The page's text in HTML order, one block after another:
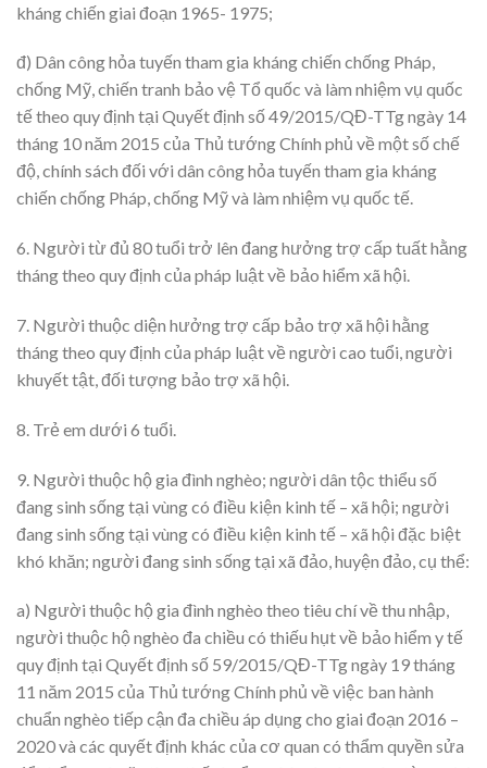
kháng chiến giai đoạn 1965- 1975;
đ) Dân công hỏa tuyến tham gia kháng chiến chống Pháp,
chống Mỹ, chiến tranh bảo vệ Tổ quốc và làm nhiệm vụ quốc
tế theo quy định tại Quyết định số 49/2015/QĐ-TTg ngày 14
tháng 10 năm 2015 của Thủ tướng Chính phủ về một số chế
độ, chính sách đối với dân công hỏa tuyến tham gia kháng
chiến chống Pháp, chống Mỹ và làm nhiệm vụ quốc tế.
6. Người từ đủ 80 tuổi trở lên đang hưởng trợ cấp tuất hằng
tháng theo quy định của pháp luật về bảo hiểm xã hội.
7. Người thuộc diện hưởng trợ cấp bảo trợ xã hội hằng
tháng theo quy định của pháp luật về người cao tuổi, người
khuyết tật, đối tượng bảo trợ xã hội.
8. Trẻ em dưới 6 tuổi.
9. Người thuộc hộ gia đình nghèo; người dân tộc thiểu số
đang sinh sống tại vùng có điều kiện kinh tế – xã hội; người
đang sinh sống tại vùng có điều kiện kinh tế – xã hội đặc biệt
khó khăn; người đang sinh sống tại xã đảo, huyện đảo, cụ thể:
a) Người thuộc hộ gia đình nghèo theo tiêu chí về thu nhập,
người thuộc hộ nghèo đa chiều có thiếu hụt về bảo hiểm y tế
quy định tại Quyết định số 59/2015/QĐ-TTg ngày 19 tháng
11 năm 2015 của Thủ tướng Chính phủ về việc ban hành
chuẩn nghèo tiếp cận đa chiều áp dụng cho giai đoạn 2016 –
2020 và các quyết định khác của cơ quan có thẩm quyền sửa